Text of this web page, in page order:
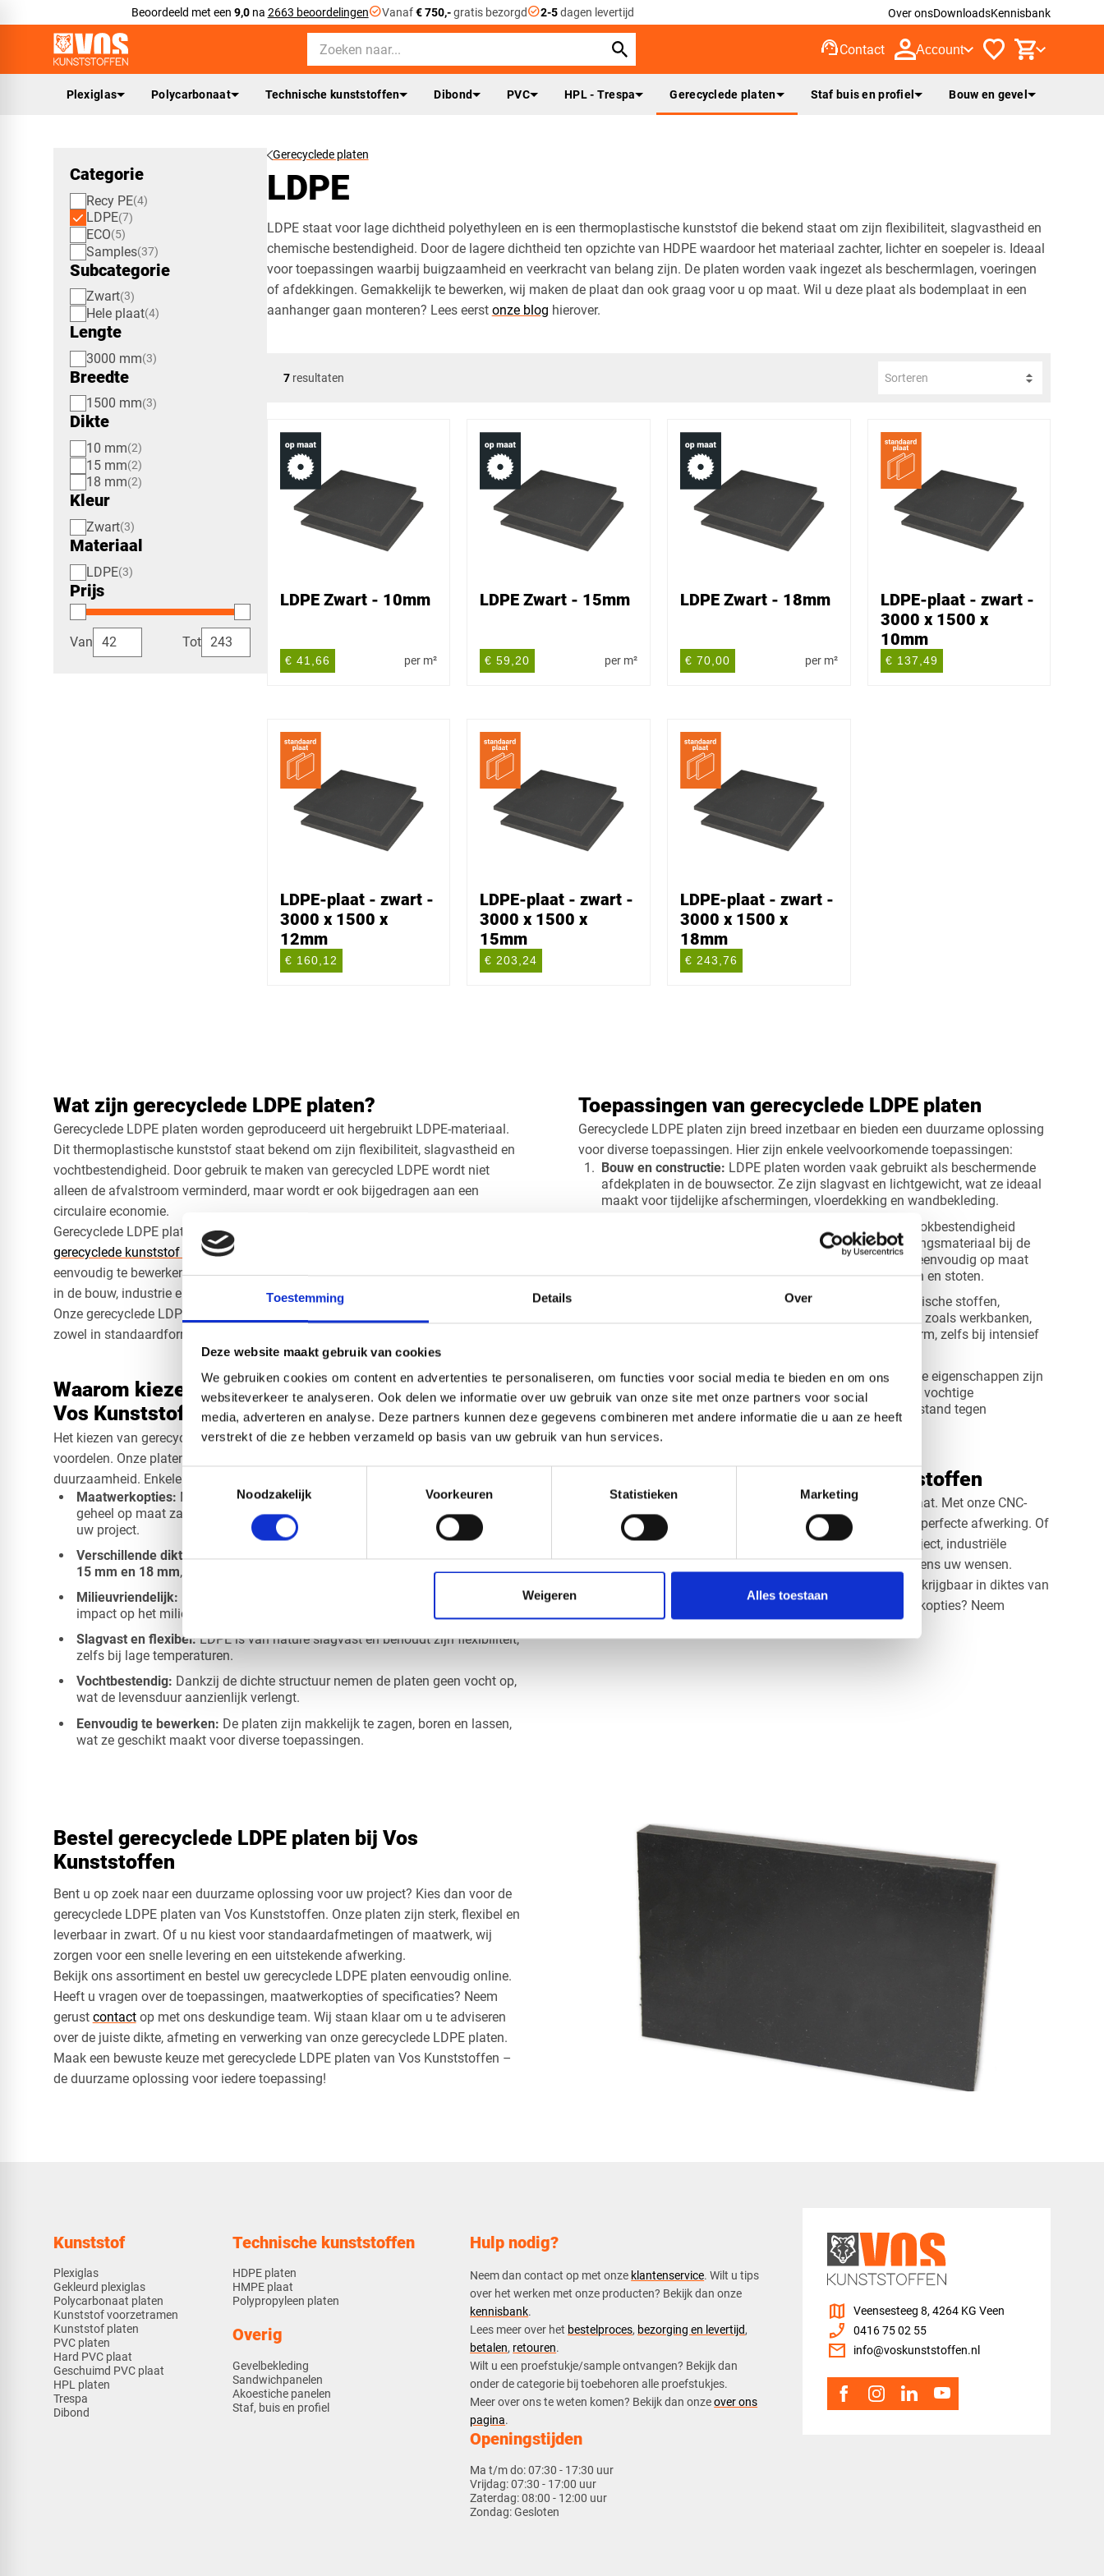
Toestemming Details Over
Deze website maakt gebruik van cookies
We gebruiken cookies om content en advertenties te personaliseren, om functies voor social media te bieden en om ons
websiteverkeer te analyseren. Ook delen we informatie over uw gebruik van onze site met onze partners voor social
media, adverteren en analyse. Deze partners kunnen deze gegevens combineren met andere informatie die u aan ze heeft
verstrekt of die ze hebben verzameld op basis van uw gebruik van hun services.
Noodzakelijk
Voorkeuren Statistieken Marketing
Weigeren Alles toestaan
Beoordeeld met een 9,0na 2663 beoordelingencheck_circleVanaf€ 750,-gratis bezorgdcheck_circle2-5dagen levertijd Over onsDownloadsKennisbank
support_agentContact Account
Plexiglas Polycarbonaat Technische kunststoffen Dibond PVC HPL - Trespa Gerecyclede platen Staf buis en profiel Bouw en gevel
Categorie
Recy PE 4
LDPE 7
ECO 5
Samples 37
Subcategorie
Zwart 3
Hele plaat 4
Lengte
3000 mm 3
Breedte
1500 mm 3
Dikte
10 mm 2
15 mm 2
18 mm 2
Kleur
Zwart 3
Materiaal
LDPE 3
Prijs
Van Tot
Gerecyclede platen
LDPE
LDPE staat voor lage dichtheid polyethyleen en is een thermoplastische kunststof die bekend staat om zijn flexibiliteit, slagvastheid en
chemische bestendigheid. Door de lagere dichtheid ten opzichte van HDPE waardoor het materiaal zachter, lichter en soepeler is. Ideaal
voor toepassingen waarbij buigzaamheid en veerkracht van belang zijn. De platen worden vaak ingezet als beschermlagen, voeringen
of afdekkingen. Gemakkelijk te bewerken, wij maken de plaat dan ook graag voor u op maat. Wil u deze plaat als bodemplaat in een
aanhanger gaan monteren? Lees eerst onze blog hierover.
7resultaten Sorteren
LDPE Zwart - 10mm
€ 41,66 per m²
LDPE Zwart - 15mm
€ 59,20 per m²
LDPE Zwart - 18mm
€ 70,00 per m²
LDPE-plaat - zwart -
3000 x 1500 x
10mm
€ 137,49
LDPE-plaat - zwart -
3000 x 1500 x
12mm
€ 160,12
LDPE-plaat - zwart -
3000 x 1500 x
15mm
€ 203,24
LDPE-plaat - zwart -
3000 x 1500 x
18mm
€ 243,76
Wat zijn gerecyclede LDPE platen?
Gerecyclede LDPE platen worden geproduceerd uit hergebruikt LDPE-materiaal.
Dit thermoplastische kunststof staat bekend om zijn flexibiliteit, slagvastheid en
vochtbestendigheid. Door gebruik te maken van gerecycled LDPE wordt niet
alleen de afvalstroom verminderd, maar wordt er ook bijgedragen aan een
circulaire economie.
Gerecyclede LDPE platen maken onderdeel uit van het bredere assortiment
gerecyclede kunststof platenvan Vos Kunststoffen. Ze zijn sterk, lichtgewicht en
eenvoudig te bewerken, wat ze geschikt maakt voor uiteenlopende toepassingen
in de bouw, industrie en verpakking.​
Onze gerecyclede LDPE platen zijn uitsluitend verkrijgbaar in zwart en kunnen
zowel in standaardformaten als volledig op maat worden geleverd.
Waarom kiezen voor gerecyclede LDPE platen van
Vos Kunststoffen?
Het kiezen van gerecyclede LDPE platen van Vos Kunststoffen biedt tal van
voordelen. Onze platen zijn zorgvuldig geselecteerd op kwaliteit en
duurzaamheid. Enkele belangrijke voordelen zijn:
Maatwerkopties: Naast standaardafmetingen kunnen wij de LDPE platen
geheel op maat zagen. Zo ontvangt u altijd een product dat precies past bij
uw project.
Verschillende diktes:Onze gerecyclede LDPE platen zijn leverbaar in10 mm,
15 mm en 18 mm, zodat u de juiste dikte kunt kiezen voor uw toepassing.
Milieuvriendelijk:
impact op het milieu verlaagt.
Slagvast en flexibel:LDPE is van nature slagvast en behoudt zijn flexibiliteit,
zelfs bij lage temperaturen.
Vochtbestendig: Dankzij de dichte structuur nemen de platen geen vocht op,
wat de levensduur aanzienlijk verlengt.
Eenvoudig te bewerken: De platen zijn makkelijk te zagen, boren en lassen,
wat ze geschikt maakt voor diverse toepassingen.
Toepassingen van gerecyclede LDPE platen
Gerecyclede LDPE platen zijn breed inzetbaar en bieden een duurzame oplossing
voor diverse toepassingen. Hier zijn enkele veelvoorkomende toepassingen:
Bouw en constructie: LDPE platen worden vaak gebruikt als beschermende
afdekplaten in de bouwsector. Ze zijn slagvast en lichtgewicht, wat ze ideaal
maakt voor tijdelijke afschermingen, vloerdekking en wandbekleding.
Vanwege hun flexibiliteit en schokbestendigheid
worden gerecyclede LDPE platen ingezet als beschermingsmateriaal bij de
opslag en verzending van goederen. De platen kunnen eenvoudig op maat
worden gesneden en bieden bescherming tegen krassen en stoten.
LDPE platen zijn bestand tegen diverse chemische stoffen,
waardoor ze geschikt zijn voor industriële toepassingen zoals werkbanken,
opslagtanks en containers. De platen behouden hun vorm, zelfs bij intensief
Afschermingen en panelen:Dankzij de vochtbestendige eigenschappen zijn
gerecyclede LDPE platen perfect voor afschermingen in vochtige
omgevingen. Ze zijn eenvoudig schoon te maken en bestand tegen
schimmelvorming.
Maatwerk LDPE platen bij Vos Kunststoffen
Bij Vos Kunststoffen kunt u terecht voor LDPE platen op maat. Met onze CNC-
machines zorgen wij voor nauwkeurige zaagsnedes en een perfecte afwerking. Of
u nu een specifieke afmeting nodig heeft voor een bouwproject, industriële
toepassing of verpakking – wij leveren de platen exact volgens uw wensen.
Onze gerecyclede LDPE platen zijn leverbaar in zwart en verkrijgbaar in diktes van
10 mm, 15 mm en 18 mm. Wilt u meer weten over maatwerkopties? Neem
Bestel gerecyclede LDPE platen bij Vos
Kunststoffen
Bent u op zoek naar een duurzame oplossing voor uw project? Kies dan voor de
gerecyclede LDPE platen van Vos Kunststoffen. Onze platen zijn sterk, flexibel en
leverbaar in zwart. Of u nu kiest voor standaardafmetingen of maatwerk, wij
zorgen voor een snelle levering en een uitstekende afwerking.
Bekijk ons assortiment en bestel uw gerecyclede LDPE platen eenvoudig online.
Heeft u vragen over de toepassingen, maatwerkopties of specificaties? Neem
gerust contactop met ons deskundige team. Wij staan klaar om u te adviseren
over de juiste dikte, afmeting en verwerking van onze gerecyclede LDPE platen.
Maak een bewuste keuze met gerecyclede LDPE platen van Vos Kunststoffen –
de duurzame oplossing voor iedere toepassing!
Kunststof
Plexiglas
Gekleurd plexiglas
Polycarbonaat platen
Kunststof voorzetramen
Kunststof platen
PVC platen
Hard PVC plaat
Geschuimd PVC plaat
HPL platen
Trespa
Dibond
Technische kunststoffen
HDPE platen
HMPE plaat
Polypropyleen platen
Overig
Gevelbekleding
Sandwichpanelen
Akoestiche panelen
Staf, buis en profiel
Hulp nodig?
Neem dan contact op met onze klantenservice. Wilt u tips
over het werken met onze producten? Bekijk dan onze
kennisbank.
​Lees meer over het bestelproces, bezorging en levertijd,
betalen, retouren.​
​Wilt u een proefstukje/sample ontvangen? Bekijk dan
onder de categorie bij toebehoren alle proefstukjes.
​​Meer over ons te weten komen? Bekijk dan onzeover ons
pagina.
Openingstijden
Ma t/m do:07:30 - 17:30 uur
Vrijdag:07:30 - 17:00 uur
Zaterdag:08:00 - 12:00 uur
Zondag:Gesloten
map Veensesteeg 8, 4264 KG Veen
phone_enabled 0416 75 02 55
mail info@voskunststoffen.nl